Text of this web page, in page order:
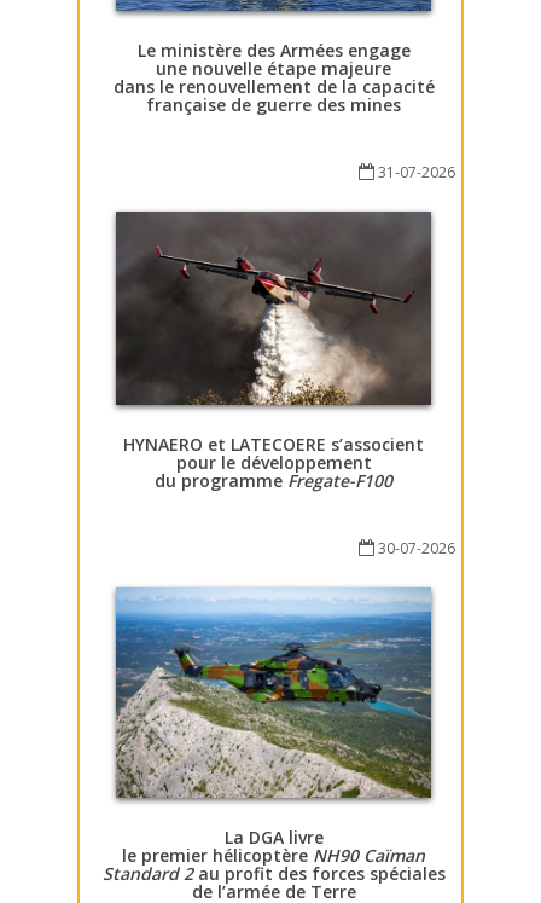
Le ministère des Armées engage
une nouvelle étape majeure
dans le renouvellement de la capacité
française de guerre des mines
31-07-2026
HYNAERO et LATECOERE s’associent
pour le développement
du programme Fregate-F100
30-07-2026
La DGA livre
le premier hélicoptère NH90 Caïman
Standard 2au profit des forces spéciales
de l’armée de Terre